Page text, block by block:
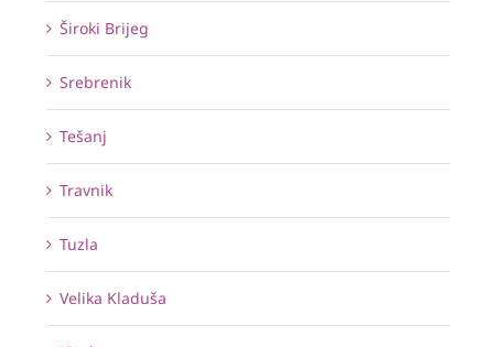
Široki Brijeg
Srebrenik
Tešanj
Travnik
Tuzla
Velika Kladuša